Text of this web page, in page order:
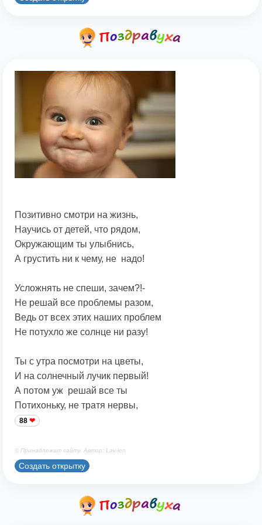
Позитивно смотри на жизнь,
Научись от детей, что рядом,
Окружающим ты улыбнись,
А грустить ни к чему, не надо!
Усложнять не спеши, зачем?!-
Не решай все проблемы разом,
Ведь от всех этих наших проблем
Не потухло же солнце ни разу!
Ты с утра посмотри на цветы,
И на солнечный лучик первый!
А потом уж решай все ты
Потихоньку, не тратя нервы,
88
© Принадлежит сайту. Автор: Lav-len
Создать открытку